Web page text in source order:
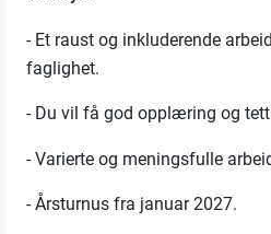
- Et raust og inkluderende
faglighet.
- Du vil få god opplæring og
- Varierte og meningsfulle
- Årsturnus fra januar 2027.